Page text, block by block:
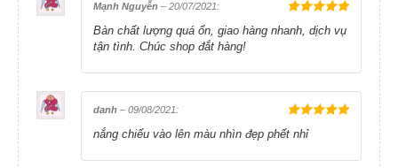
Mạnh Nguyễn – 20/07/2021:
Bàn chất lượng quá ổn, giao hàng nhanh, dịch vụ
tận tình. Chúc shop đắt hàng!
5
danh – 09/08/2021:
nắng chiếu vào lên màu nhìn đẹp phết nhỉ